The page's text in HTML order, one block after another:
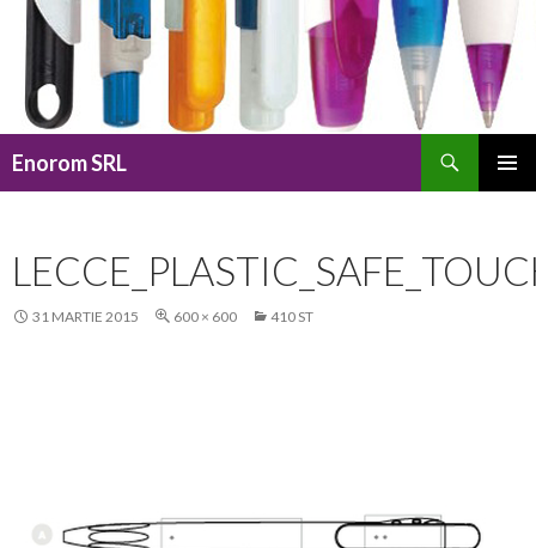
Enorom SRL
31 MARTIE 2015 600 × 600 410 ST